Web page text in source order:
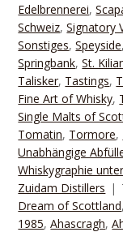
Edelbrennerei,
Schweiz,Signatory
Sonstiges,Speyside
Springbank,St.
Talisker, Tastings,
Fine Art of Whisky,
Single Malts of
Tomatin, Tormore,
Unabhängige
Whiskygraphie
Zuidam Distillers
Dream of Scottland
1985,Ahascragh,